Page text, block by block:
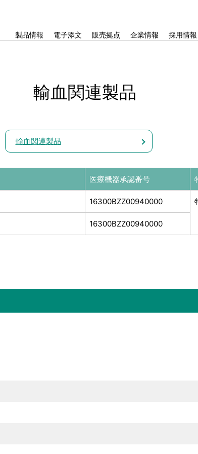
製品情報 電子添文 販売拠点 企業情報 採用情報
輸血関連製品
輸血関連製品
医療機器承認番号
16300BZZ00940000
16300BZZ00940000